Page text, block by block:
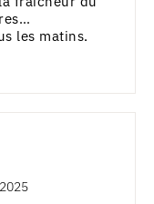
les matins,
n’utilise pas